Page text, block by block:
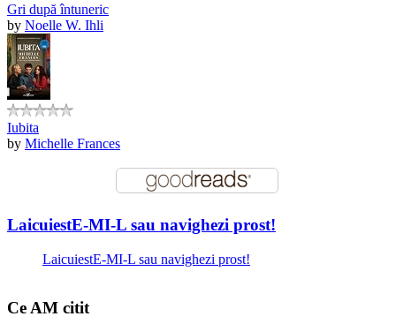
Gri după întuneric
by Noelle W. Ihli
Iubita
by Michelle Frances
LaicuiestE-MI-L sau navighezi prost!
LaicuiestE-MI-L sau navighezi prost!
Ce AM citit